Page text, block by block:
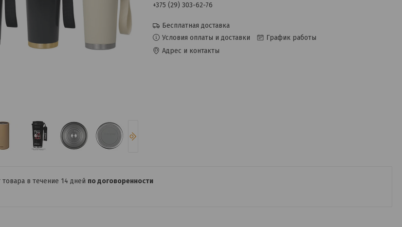
+375 (29) 303-62-76
Бесплатная доставка
Условия оплаты и доставки
График работы
Адрес и контакты
товара в течение 14 дней по договоренности